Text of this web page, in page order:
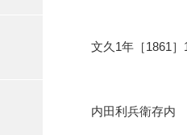
文久1年［1861］
内田利兵衛存内